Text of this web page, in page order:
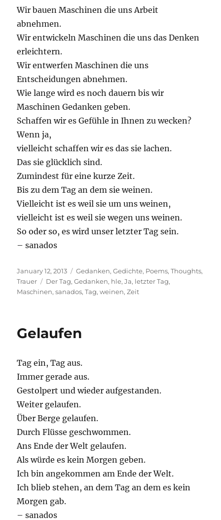
Wir bauen Maschinen die uns Arbeit
abnehmen.
Wir entwickeln Maschinen die uns das Denken
erleichtern.
Wir entwerfen Maschinen die uns
Entscheidungen abnehmen.
Wie lange wird es noch dauern bis wir
Maschinen Gedanken geben.
Schaffen wir es Gefühle in Ihnen zu wecken?
Wenn ja,
vielleicht schaffen wir es das sie lachen.
Das sie glücklich sind.
Zumindest für eine kurze Zeit.
Bis zu dem Tag an dem sie weinen.
Vielleicht ist es weil sie um uns weinen,
vielleicht ist es weil sie wegen uns weinen.
So oder so, es wird unser letzter Tag sein.
– sanados
Posted
on
January 12, 2013 Categories
Gedanken,Gedichte, Poems,Thoughts,
Trauer
Tags
Der Tag,Gedanken, hle,Ja, letzter Tag,
Maschinen,sanados,Tag,weinen,Zeit
Gelaufen
Tag ein, Tag aus.
Immer gerade aus.
Gestolpert und wieder aufgestanden.
Weiter gelaufen.
Über Berge gelaufen.
Durch Flüsse geschwommen.
Ans Ende der Welt gelaufen.
Als würde es kein Morgen geben.
Ich bin angekommen am Ende der Welt.
Ich blieb stehen, an dem Tag an dem es kein
Morgen gab.
– sanados